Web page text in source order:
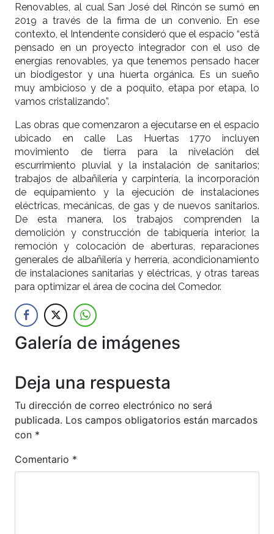
Renovables, al cual San José del Rincón se sumó en
2019 a través de la firma de un convenio. En ese
contexto, el Intendente consideró que el espacio “está
pensado en un proyecto integrador con el uso de
energías renovables, ya que tenemos pensado hacer
un biodigestor y una huerta orgánica. Es un sueño
muy ambicioso y de a poquito, etapa por etapa, lo
vamos cristalizando”.
Las obras que comenzaron a ejecutarse en el espacio
ubicado en calle Las Huertas 1770 incluyen
movimiento de tierra para la nivelación del
escurrimiento pluvial y la instalación de sanitarios;
trabajos de albañilería y carpintería, la incorporación
de equipamiento y la ejecución de instalaciones
eléctricas, mecánicas, de gas y de nuevos sanitarios.
De esta manera, los trabajos comprenden la
demolición y construcción de tabiquería interior, la
remoción y colocación de aberturas, reparaciones
generales de albañilería y herrería, acondicionamiento
de instalaciones sanitarias y eléctricas, y otras tareas
para optimizar el área de cocina del Comedor.
Galería de imágenes
Deja una respuesta
Tu dirección de correo electrónico no será
publicada. Los campos obligatorios están marcados
con *
Comentario *